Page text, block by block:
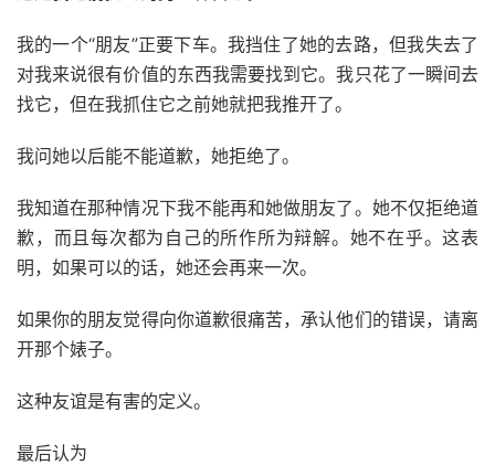
我的一个“朋友”正要下车。我挡住了她的去路，但我失去了
对我来说很有价值的东西我需要找到它。我只花了一瞬间去
找它，但在我抓住它之前她就把我推开了。
我问她以后能不能道歉，她拒绝了。
我知道在那种情况下我不能再和她做朋友了。她不仅拒绝道
歉，而且每次都为自己的所作所为辩解。她不在乎。这表
明，如果可以的话，她还会再来一次。
如果你的朋友觉得向你道歉很痛苦，承认他们的错误，请离
开那个婊子。
这种友谊是有害的定义。
最后认为